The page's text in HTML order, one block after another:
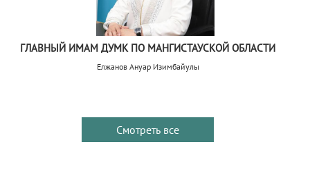
ГЛАВНЫЙ ИМАМ ДУМК ПО МАНГИСТАУСКОЙ ОБЛАСТИ
Елжанов Ануар Изимбайулы
Смотреть все